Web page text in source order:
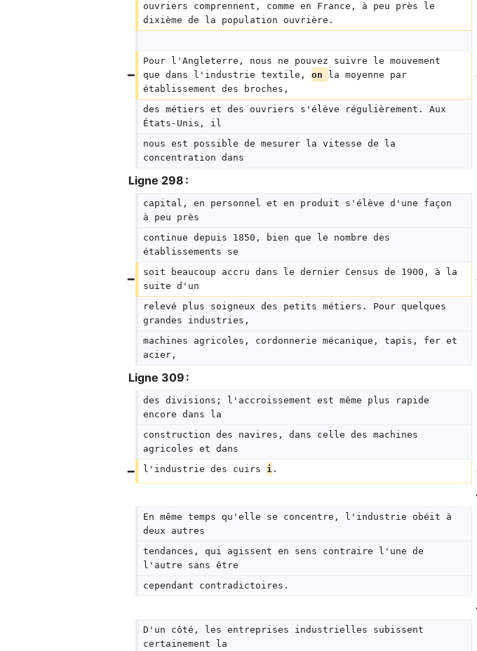
ouvriers comprennent, comme en France, à peu près le
dixième de la population ouvrière.
Pour l'Angleterre, nous ne pouvez suivre le mouvement
que dans l'industrie textile, on
la moyenne par
établissement des broches,
des métiers et des ouvriers s'élève régulièrement. Aux
États-Unis, il
nous est possible de mesurer la vitesse de la
concentration dans
Ligne 298 :
capital, en personnel et en produit s'élève d'une façon
à peu près
continue depuis 1850, bien que le nombre des
établissements se
soit beaucoup accru dans le dernier Census de 1900, à la
suite d'un
relevé plus soigneux des petits métiers. Pour quelques
grandes industries,
machines agricoles, cordonnerie mécanique, tapis, fer et
acier,
Ligne 309 :
des divisions; l'accroissement est même plus rapide
encore dans la
construction des navires, dans celle des machines
agricoles et dans
l'industrie des cuirs i.
En même temps qu'elle se concentre, l'industrie obéit à
deux autres
tendances, qui agissent en sens contraire l'une de
l'autre sans être
cependant contradictoires.
D'un côté, les entreprises industrielles subissent
certainement la